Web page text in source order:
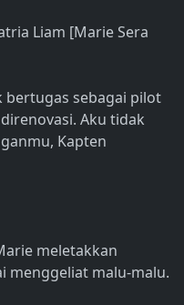
Liam [Marie Sera
bertugas sebagai pilot
Aku tidak
Kapten
meletakkan
menggeliat malu-malu.